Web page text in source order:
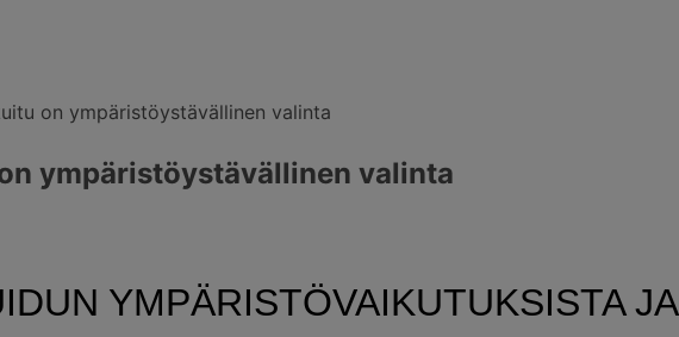
on ympäristöystävällinen valinta
ympäristöystävällinen valinta
YMPÄRISTÖVAIKUTUKSISTA JA